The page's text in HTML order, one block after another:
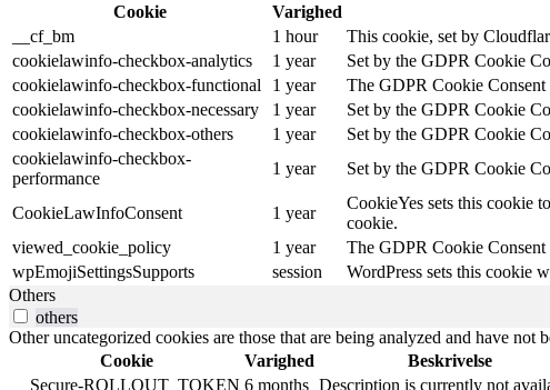
Cookie
Varighed
__cf_bm
1 hour
This cookie, set by
cookielawinfo-checkbox-analytics
1 year
Set by the GDPR Cookie
cookielawinfo-checkbox-functional
1 year
The GDPR Cookie Consent
cookielawinfo-checkbox-necessary
1 year
Set by the GDPR Cookie
cookielawinfo-checkbox-others
1 year
Set by the GDPR Cookie
cookielawinfo-checkbox-
performance
1 year Set by the GDPR Cookie
CookieLawInfoConsent 1 year
CookieYes sets this cookie
cookie.
viewed_cookie_policy
1 year
The GDPR Cookie Consent
wpEmojiSettingsSupports
session
WordPress sets this cookie
Others
others
Other uncategorized cookies are those that are being analyzed and have not
Cookie
Varighed
Beskrivelse
__Secure-ROLLOUT_TOKEN 6 months Description is currently not